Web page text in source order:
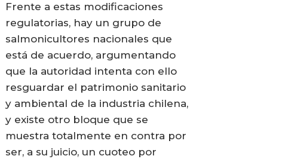
Frente a estas modificaciones
regulatorias, hay un grupo de
salmonicultores nacionales que
está de acuerdo, argumentando
que la autoridad intenta con ello
resguardar el patrimonio sanitario
y ambiental de la industria chilena,
y existe otro bloque que se
muestra totalmente en contra por
ser, a su juicio, un cuoteo por